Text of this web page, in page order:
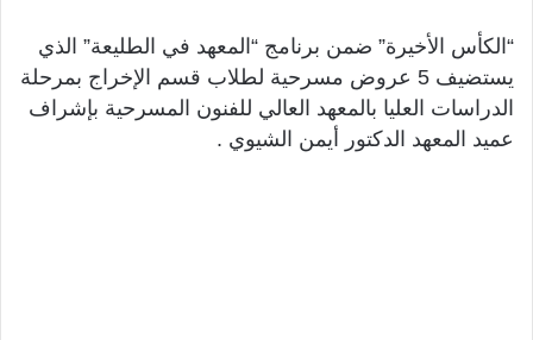
“الكأس الأخيرة” ضمن برنامج “المعهد في الطليعة” الذي
يستضيف 5 عروض مسرحية لطلاب قسم الإخراج بمرحلة
الدراسات العليا بالمعهد العالي للفنون المسرحية بإشراف
عميد المعهد الدكتور أيمن الشيوي .